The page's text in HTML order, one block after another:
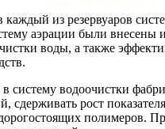
из резервуаров
аэрации были
воды, а также
в систему водоочистки
сдерживать рост
полимеров.